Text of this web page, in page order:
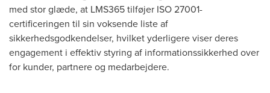
med stor glæde, at LMS365 tilføjer ISO 27001-
certificeringen til sin voksende liste af
sikkerhedsgodkendelser, hvilket yderligere viser deres
engagement i effektiv styring af informationssikkerhed over
for kunder, partnere og medarbejdere.